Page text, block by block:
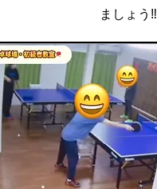
ましょう‼​